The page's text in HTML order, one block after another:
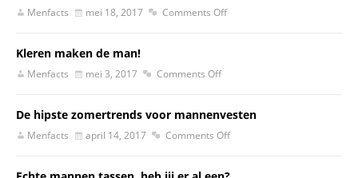
Menfacts mei 18, 2017 Comments Off
Kleren maken de man!
Menfacts mei 3, 2017 Comments Off
De hipste zomertrends voor mannenvesten
Menfacts april 14, 2017 Comments Off